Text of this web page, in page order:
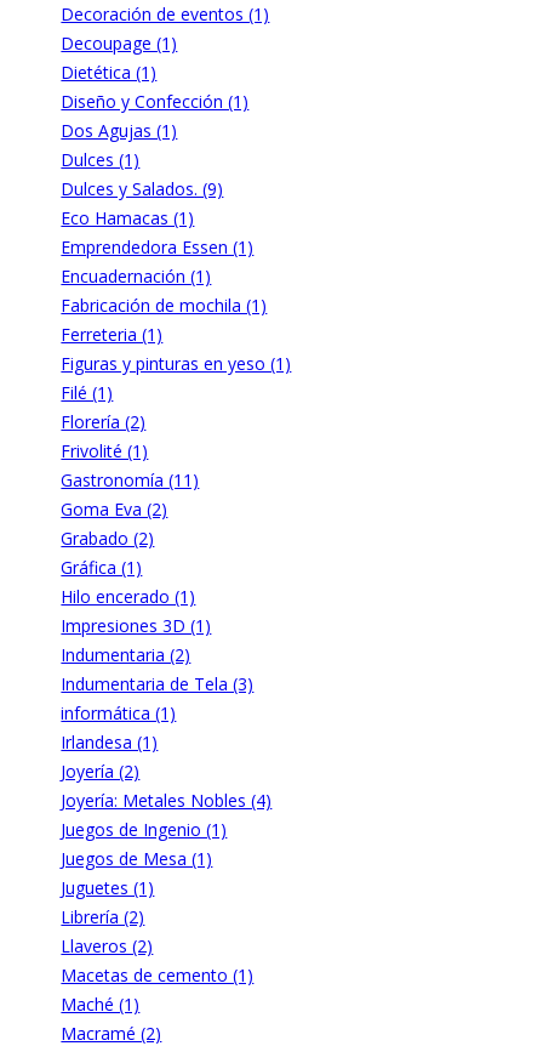
Decoración de eventos (1)
Decoupage (1)
Dietética (1)
Diseño y Confección (1)
Dos Agujas (1)
Dulces (1)
Dulces y Salados. (9)
Eco Hamacas (1)
Emprendedora Essen (1)
Encuadernación (1)
Fabricación de mochila (1)
Ferreteria (1)
Figuras y pinturas en yeso (1)
Filé (1)
Florería (2)
Frivolité (1)
Gastronomía (11)
Goma Eva (2)
Grabado (2)
Gráfica (1)
Hilo encerado (1)
Impresiones 3D (1)
Indumentaria (2)
Indumentaria de Tela (3)
informática (1)
Irlandesa (1)
Joyería (2)
Joyería: Metales Nobles (4)
Juegos de Ingenio (1)
Juegos de Mesa (1)
Juguetes (1)
Librería (2)
Llaveros (2)
Macetas de cemento (1)
Maché (1)
Macramé (2)